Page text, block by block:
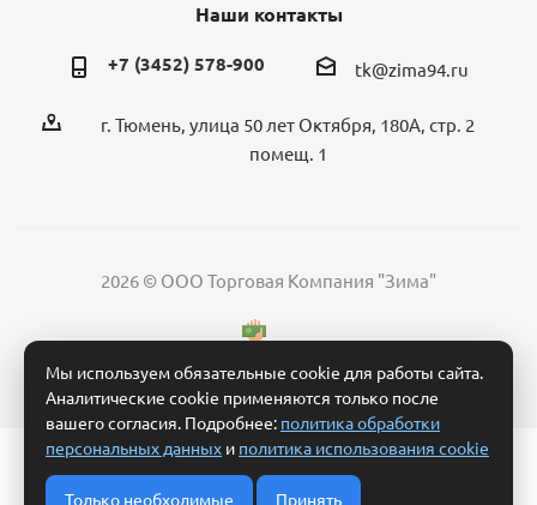
Наши контакты
+7 (3452) 578-900 tk@zima94.ru
г. Тюмень, улица 50 лет Октября, 180А, стр. 2
помещ. 1
2026 © ООО Торговая Компания "Зима"
Политика обработки персональных данных
Согласие на обработку персональных данных
Мы используем обязательные cookie для работы сайта.
Аналитические cookie применяются только после
вашего согласия. Подробнее: политика обработки
персональных данных и политика использования cookie
Только необходимые Принять